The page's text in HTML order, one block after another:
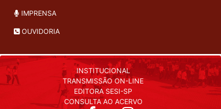
IMPRENSA
OUVIDORIA
INSTITUCIONAL
TRANSMISSÃO ON-LINE
EDITORA SESI-SP
CONSULTA AO ACERVO